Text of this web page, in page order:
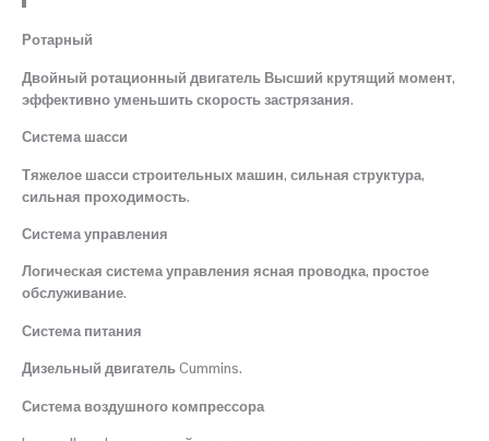
Ротарный
Двойный ротационный двигатель Высший крутящий момент,
эффективно уменьшить скорость застрязания.
Система шасси
Тяжелое шасси строительных машин, сильная структура,
сильная проходимость.
Система управления
Логическая система управления ясная проводка, простое
обслуживание.
Система питания
Дизельный двигатель Cummins.
Система воздушного компрессора